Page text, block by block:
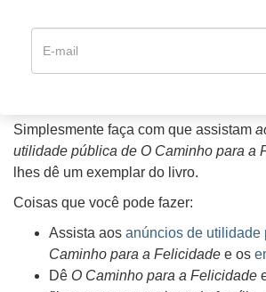
O Caminho para a Felicidade
é um
para uma vida melhor. Ao seguir as
neste livro, você pode dar aos seus
Simplesmente faça com que assistam
utilidade pública de O Caminho para a
lhes dê um exemplar do livro.
Coisas que você pode fazer:
Assista aos anúncios de utilidade
Caminho para a Felicidade e os
Dê O Caminho para a Felicidade